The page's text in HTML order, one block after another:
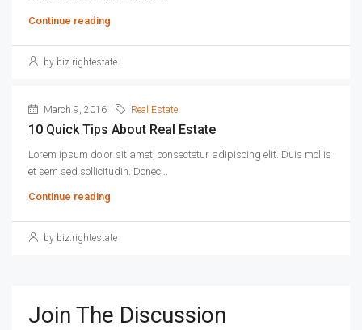
Continue reading
by biz.rightestate
March 9, 2016 Real Estate
10 Quick Tips About Real Estate
Lorem ipsum dolor sit amet, consectetur adipiscing elit. Duis mollis
et sem sed sollicitudin. Donec...
Continue reading
by biz.rightestate
Join The Discussion